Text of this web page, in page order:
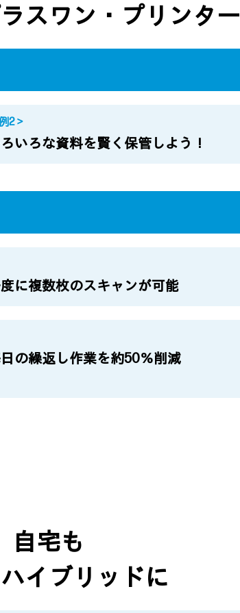
スワン・プリンター
2＞
いろな資料を賢く保管しよう！
に複数枚のスキャンが可能
の繰返し作業を約50％削減
自宅も
イブリッドに